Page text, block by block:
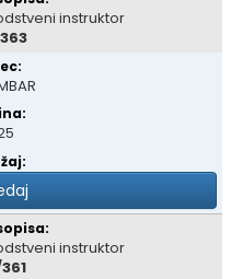
instruktor
instruktor